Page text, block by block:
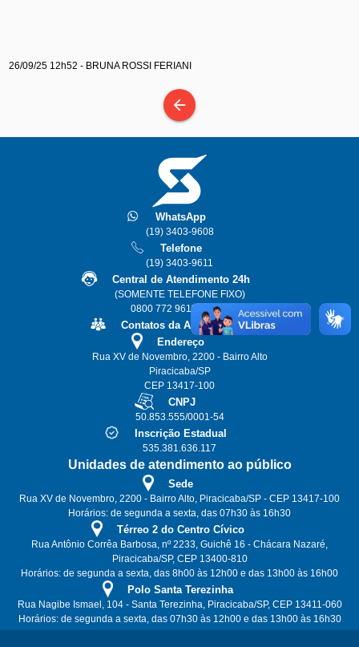
26/09/25 12h52 - BRUNA ROSSI FERIANI
arrow_back
WhatsApp
(19) 3403-9608
Telefone
(19) 3403-9611
Central de Atendimento 24h
(SOMENTE TELEFONE FIXO)
0800 772 9611 ou 115
Contatos da Alta Gestão
Endereço
Rua XV de Novembro, 2200 - Bairro Alto
Piracicaba/SP
CEP 13417-100
CNPJ
50.853.555/0001-54
Inscrição Estadual
535.381.636.117
Unidades de atendimento ao público
Sede
Rua XV de Novembro, 2200 - Bairro Alto, Piracicaba/SP - CEP 13417-100
Horários: de segunda a sexta, das 07h30 às 16h30
Térreo 2 do Centro Cívico
Rua Antônio Corrêa Barbosa, nº 2233, Guichê 16 - Chácara Nazaré,
Piracicaba/SP, CEP 13400-810
Horários: de segunda a sexta, das 8h00 às 12h00 e das 13h00 às 16h00
Polo Santa Terezinha
Rua Nagibe Ismael, 104 - Santa Terezinha, Piracicaba/SP, CEP 13411-060
Horários: de segunda a sexta, das 07h30 às 12h00 e das 13h00 às 16h30